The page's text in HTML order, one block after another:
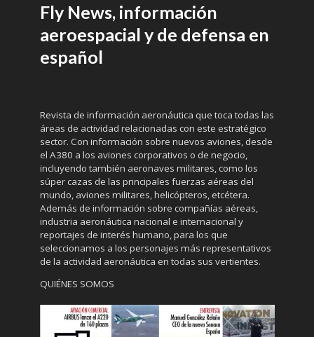
Fly News, información
aeroespacial y de defensa en
español
Revista de información aeronáutica que toca todas las
áreas de actividad relacionadas con este estratégico
sector. Con información sobre nuevos aviones, desde
el A380 a los aviones corporativos o de negocio,
incluyendo también aeronaves militares, como los
súper cazas de las principales fuerzas aéreas del
mundo, aviones militares, helicópteros, etcétera.
Además de información sobre compañías aéreas,
industria aeronáutica nacional e internacional y
reportajes de interés humano, para los que
seleccionamos a los personajes más representativos
de la actividad aeronáutica en todas sus vertientes.
QUIÉNES SOMOS